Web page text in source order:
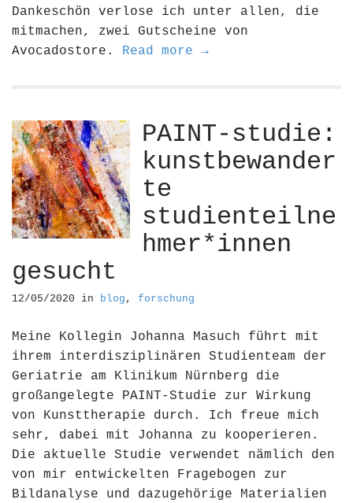
Dankeschön verlose ich unter allen, die
mitmachen, zwei Gutscheine von
Avocadostore. Read more →
PAINT-studie:
kunstbewander
te
studienteilne
hmer*innen
gesucht
12/05/2020 in blog , forschung
Meine Kollegin Johanna Masuch führt mit
ihrem interdisziplinären Studienteam der
Geriatrie am Klinikum Nürnberg die
großangelegte PAINT-Studie zur Wirkung
von Kunsttherapie durch. Ich freue mich
sehr, dabei mit Johanna zu kooperieren.
Die aktuelle Studie verwendet nämlich den
von mir entwickelten Fragebogen zur
Bildanalyse und dazugehörige Materialien